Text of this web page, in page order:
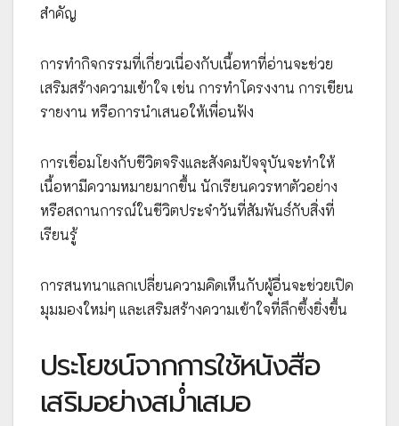
สำคัญ
การทำกิจกรรมที่เกี่ยวเนื่องกับเนื้อหาที่อ่านจะช่วย
เสริมสร้างความเข้าใจ เช่น การทำโครงงาน การเขียน
รายงาน หรือการนำเสนอให้เพื่อนฟัง
การเชื่อมโยงกับชีวิตจริงและสังคมปัจจุบันจะทำให้
เนื้อหามีความหมายมากขึ้น นักเรียนควรหาตัวอย่าง
หรือสถานการณ์ในชีวิตประจำวันที่สัมพันธ์กับสิ่งที่
เรียนรู้
การสนทนาแลกเปลี่ยนความคิดเห็นกับผู้อื่นจะช่วยเปิด
มุมมองใหม่ๆ และเสริมสร้างความเข้าใจที่ลึกซึ้งยิ่งขึ้น
ประโยชน์จากการใช้หนังสือ
เสริมอย่างสม่ำเสมอ